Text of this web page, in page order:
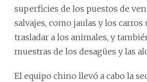
superficies de los puestos de
salvajes, como jaulas y los
trasladar a los animales, y
muestras de los desagües y las
El equipo chino llevó a cabo la